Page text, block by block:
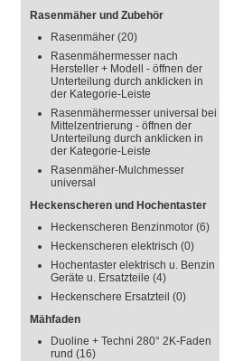
Rasenmäher und Zubehör
Rasenmäher (20)
Rasenmähermesser nach
Hersteller + Modell - öffnen der
Unterteilung durch anklicken in
der Kategorie-Leiste
Rasenmähermesser universal bei
Mittelzentrierung - öffnen der
Unterteilung durch anklicken in
der Kategorie-Leiste
Rasenmäher-Mulchmesser
universal
Heckenscheren und Hochentaster
Heckenscheren Benzinmotor (6)
Heckenscheren elektrisch (0)
Hochentaster elektrisch u. Benzin
Geräte u. Ersatzteile (4)
Heckenschere Ersatzteil (0)
Mähfaden
Duoline + Techni 280° 2K-Faden
rund (16)